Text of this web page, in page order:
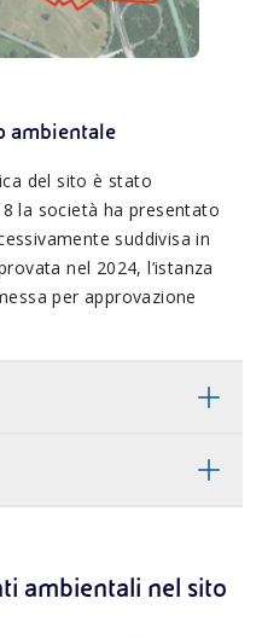
ambientale
del sito è stato
la società ha presentato
suddivisa in
nel 2024, l’istanza
per approvazione
ambientali nel sito